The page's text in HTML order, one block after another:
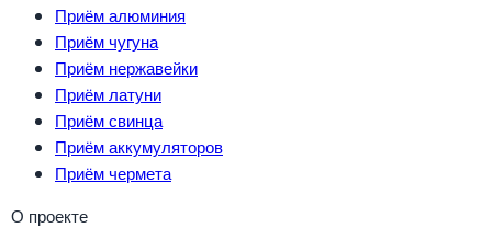
Приём алюминия
Приём чугуна
Приём нержавейки
Приём латуни
Приём свинца
Приём аккумуляторов
Приём чермета
О проекте